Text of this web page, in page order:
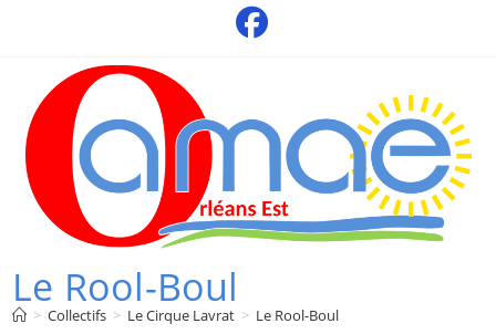
Le Rool-Boul
> Collectifs > Le Cirque Lavrat > Le Rool-Boul